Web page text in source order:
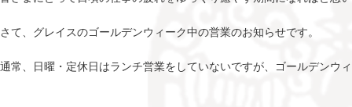
さて、グレイスのゴールデンウィーク中の営業のお知らせです。
通常、日曜・定休日はランチ営業をしていないですが、ゴールデンウ